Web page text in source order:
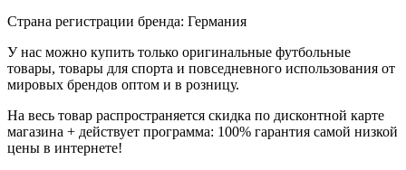
Страна регистрации бренда: Германия
У нас можно купить только оригинальные футбольные
товары, товары для спорта и повседневного использования от
мировых брендов оптом и в розницу.
На весь товар распространяется скидка по дисконтной карте
магазина + действует программа: 100% гарантия самой низкой
цены в интернете!